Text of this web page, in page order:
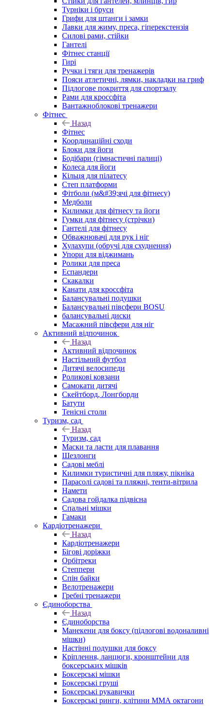
Турніки і бруси
Грифи для штанги і замки
Лавки для жиму, преса, гіперекстензія
Силові рами, стійки
Гантелі
Фітнес станції
Гирі
Ручки і тяги для тренажерів
Пояси атлетичні, лямки, накладки на гриф
Підлогове покриття для спортзалу
Рами для кроссфіта
Вантажноблокові тренажери
Фітнес
Назад
Фітнес
Координаційні сходи
Блоки для йоги
Бодібари (гімнастичні палиці)
Колеса для йоги
Кільця для пілатесу
Степ платформи
Фітболи (м&#39;ячі для фітнесу)
Медболи
Килимки для фітнесу та йоги
Гумки для фітнесу (стрічки)
Гантелі для фітнесу
Обважнювачі для рук і ніг
Хулахупи (обручі для схуднення)
Упори для віджимань
Ролики для преса
Еспандери
Скакалки
Канати для кроссфіта
Балансувальні подушки
Балансувальні півсфери BOSU
балансувальні диски
Масажний півсфери для ніг
Активний відпочинок
Назад
Активний відпочинок
Настільний футбол
Дитячі велосипеди
Роликові ковзани
Самокати дитячі
Скейтборд, Лонгборди
Батути
Тенісні столи
Туризм, сад
Назад
Туризм, сад
Маски та ласти для плавання
Шезлонги
Садові меблі
Килимки туристичні для пляжу, пікніка
Парасолі садові та пляжні, тенти-вітрила
Намети
Садова гойдалка підвісна
Спальні мішки
Гамаки
Кардіотренажери
Назад
Кардіотренажери
Бігові доріжки
Орбітреки
Степпери
Спін байки
Велотренажери
Гребні тренажери
Єдиноборства
Назад
Єдиноборства
Манекени для боксу (підлогові водоналивні
мішки)
Настінні подушки для боксу
Кріплення, ланцюги, кронштейни для
боксерських мішків
Боксерські мішки
Боксерські груші
Боксерські рукавички
Боксерські ринги, клітини ММА октагони